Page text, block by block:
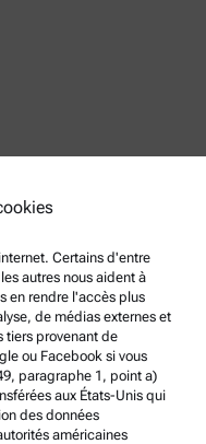
Certains d'entre
autres nous aident à
en rendre l'accès plus
de médias externes et
tiers provenant de
ou Facebook si vous
paragraphe 1, point a)
aux États-Unis qui
des données
américaines